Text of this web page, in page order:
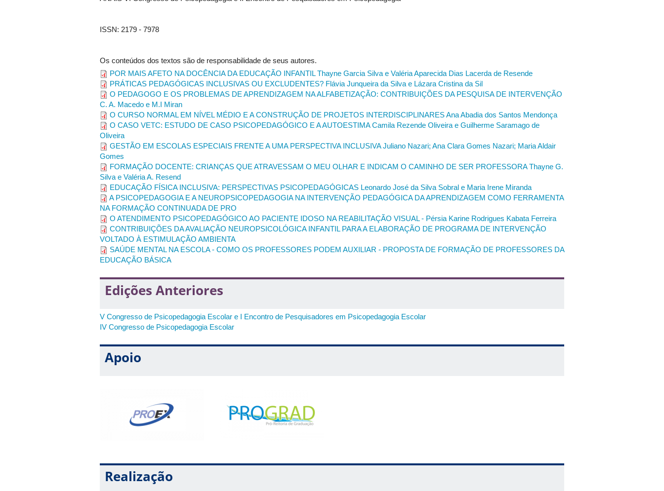
ISSN: 2179 - 7978
Os conteúdos dos textos são de responsabilidade de seus autores.
POR MAIS AFETO NA DOCÊNCIA DA EDUCAÇÃO INFANTIL Thayne Garcia Silva e Valéria Aparecida Dias Lacerda de Resende
PRÁTICAS PEDAGÓGICAS INCLUSIVAS OU EXCLUDENTES? Flávia Junqueira da Silva e Lázara Cristina da Sil
O PEDAGOGO E OS PROBLEMAS DE APRENDIZAGEM NA ALFABETIZAÇÃO: CONTRIBUIÇÕES DA PESQUISA DE INTERVENÇÃO
C. A. Macedo e M.I Miran
O CURSO NORMAL EM NÍVEL MÉDIO E A CONSTRUÇÃO DE PROJETOS INTERDISCIPLINARES Ana Abadia dos Santos Mendonça
O CASO VETC: ESTUDO DE CASO PSICOPEDAGÓGICO E A AUTOESTIMA Camila Rezende Oliveira e Guilherme Saramago de
Oliveira
GESTÃO EM ESCOLAS ESPECIAIS FRENTE A UMA PERSPECTIVA INCLUSIVA Juliano Nazari; Ana Clara Gomes Nazari; Maria Aldair
Gomes
FORMAÇÃO DOCENTE: CRIANÇAS QUE ATRAVESSAM O MEU OLHAR E INDICAM O CAMINHO DE SER PROFESSORA Thayne G.
Silva e Valéria A. Resend
EDUCAÇÃO FÍSICA INCLUSIVA: PERSPECTIVAS PSICOPEDAGÓGICAS Leonardo José da Silva Sobral e Maria Irene Miranda
A PSICOPEDAGOGIA E A NEUROPSICOPEDAGOGIA NA INTERVENÇÃO PEDAGÓGICA DA APRENDIZAGEM COMO FERRAMENTA
NA FORMAÇÃO CONTINUADA DE PRO
O ATENDIMENTO PSICOPEDAGÓGICO AO PACIENTE IDOSO NA REABILITAÇÃO VISUAL - Pérsia Karine Rodrigues Kabata Ferreira
CONTRIBUIÇÕES DA AVALIAÇÃO NEUROPSICOLÓGICA INFANTIL PARA A ELABORAÇÃO DE PROGRAMA DE INTERVENÇÃO
VOLTADO À ESTIMULAÇÃO AMBIENTA
SAÚDE MENTAL NA ESCOLA - COMO OS PROFESSORES PODEM AUXILIAR - PROPOSTA DE FORMAÇÃO DE PROFESSORES DA
EDUCAÇÃO BÁSICA
Edições Anteriores
V Congresso de Psicopedagogia Escolar e I Encontro de Pesquisadores em Psicopedagogia Escolar
IV Congresso de Psicopedagogia Escolar
Apoio
Realização